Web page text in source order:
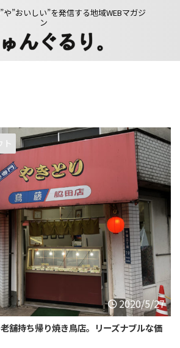
や”おいしい”を発信する地域WEBマガジ
ン
2020/5/27
舗持ち帰り焼き鳥店。リーズナブルな価